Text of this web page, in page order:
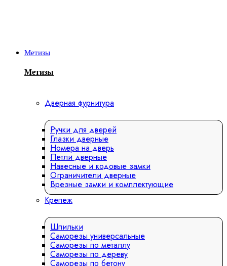
Метизы
Метизы
Дверная фурнитура
Ручки для дверей
Глазки дверные
Номера на дверь
Петли дверные
Навесные и кодовые замки
Ограничители дверные
Врезные замки и комплектующие
Крепеж
Шпильки
Саморезы универсальные
Саморезы по металлу
Саморезы по дереву
Саморезы по бетону